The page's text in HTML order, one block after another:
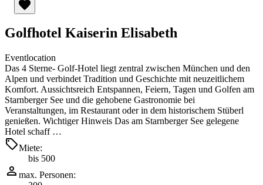
Golfhotel Kaiserin Elisabeth
Eventlocation
Das 4 Sterne- Golf-Hotel liegt zentral zwischen München und den
Alpen und verbindet Tradition und Geschichte mit neuzeitlichem
Komfort. Aussichtsreich Entspannen, Feiern, Tagen und Golfen am
Starnberger See und die gehobene Gastronomie bei
Veranstaltungen, im Restaurant oder in dem historischem Stüberl
genießen. Wichtiger Hinweis Das am Starnberger See gelegene
Hotel schaff …
Miete:
bis 500
max. Personen: